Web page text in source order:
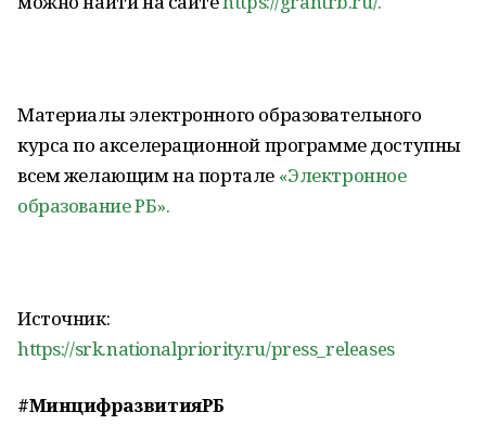
Материалы электронного образовательного
курса по акселерационной программе доступны
всем желающим на портале «Электронное
образование РБ».
Источник:
https://srk.nationalpriority.ru/press_releases
#МинцифразвитияРБ